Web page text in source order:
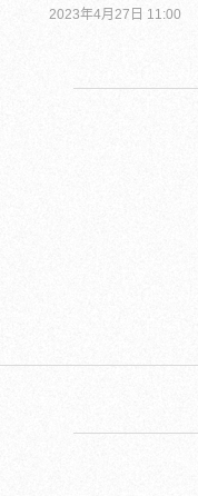
2023年4月27日 11:00